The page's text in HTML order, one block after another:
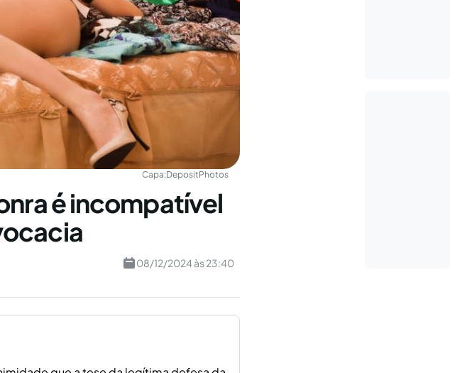
Capa:DepositPhotos
é incompatível
08/12/2024 às 23:40